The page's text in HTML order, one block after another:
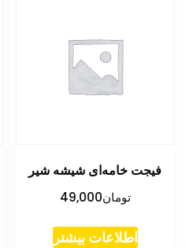
فیجت خامه‌ای شیشه شیر
تومان49,000
اطلاعات بیشتر